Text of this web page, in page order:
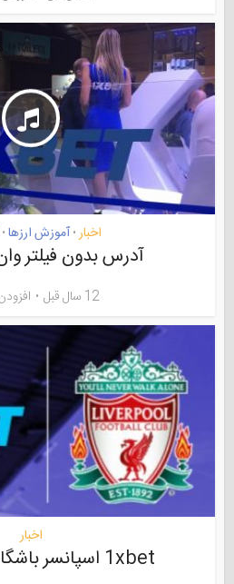
اخبار • آموزش ارزها •
آدرس بدون فیلتر
12 سال قبل
اخبار
1xbet اسپانسر باشگاه لیورپول شد